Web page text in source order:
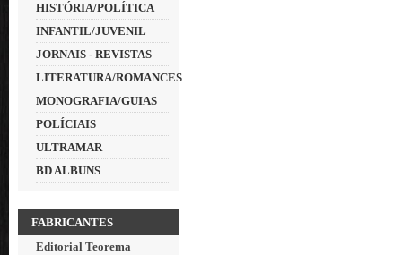
HISTÓRIA/POLÍTICA
INFANTIL/JUVENIL
JORNAIS - REVISTAS
LITERATURA/ROMANCES
MONOGRAFIA/GUIAS
POLÍCIAIS
ULTRAMAR
BD ALBUNS
FABRICANTES
Editorial Teorema